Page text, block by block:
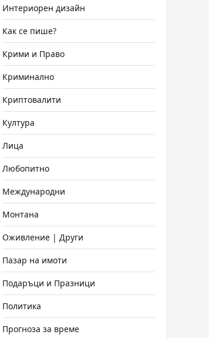
Интериорен дизайн
Как се пише?
Крими и Право
Криминално
Криптовалити
Култура
Лица
Любопитно
Международни
Монтана
Оживление | Други
Пазар на имоти
Подаръци и Празници
Политика
Прогноза за време